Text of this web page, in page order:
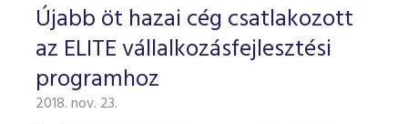
Újabb öt hazai cég csatlakozott
az ELITE vállalkozásfejlesztési
programhoz
2018. nov. 23.